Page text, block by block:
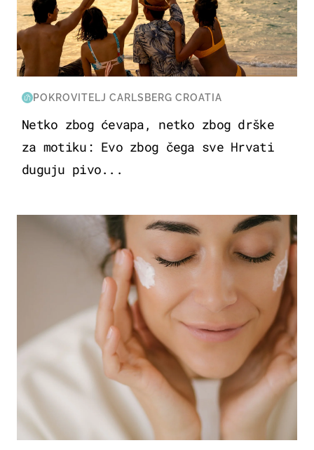
POKROVITELJ CARLSBERG CROATIA
Netko zbog ćevapa, netko zbog drške
za motiku: Evo zbog čega sve Hrvati
duguju pivo...
MODA & LJEPOTA